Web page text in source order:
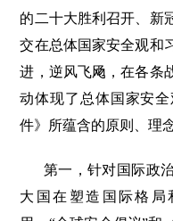
的二十大胜利召开、新
交在总体国家安全观和
进，逆风飞飏，在各条
动体现了总体国家安
件》所蕴含的原则、理
第一，针对国际政
大国在塑造国际格